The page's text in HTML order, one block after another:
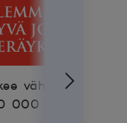
vähävaraisia
000 euron